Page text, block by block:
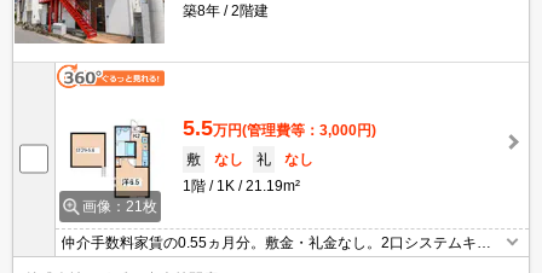
築8年
2階建
画像：21枚
5.5万円(管理費等：3,000円)
敷
なし 礼
なし
1階
1K 21.19m²
仲介手数料家賃の0.55ヵ月分。敷金・礼金なし。2口システムキッ
チン。TVインターホン付き。室内物干しあり。シャワー付独立洗面